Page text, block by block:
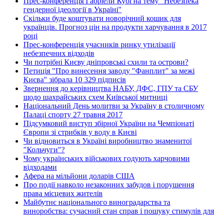
гендерної ідеології в Україні"
Скільки буде коштувати новорічний кошик для
українців. Прогноз цін на продукти харчування в 2017
році
Прес-конференція учасників ринку утилізації
небезпечних відходів
Чи потрібні Києву дніпровські схили та острови?
Петиція "Про винесення заводу "Фанплит" за межі
Києва" зібрала 10 329 підписів
Звернення до керівництва НАБУ, ДФС, ГПУ та СБУ
щодо шахрайських схем Київської митниці
Національний День молитви за Україну в столичному
Палаці спорту 27 травня 2017
Підсумковий виступ збірної України на Чемпіонаті
Європи зі стрибків у воду в Києві
Чи відновиться в Україні виробництво знаменитої
"Кольчуги"?
Чому українських військових годують харчовими
відходами
Афера на мільйони доларів США
Про події навколо незаконних забудов і порушення
права місцевих жителів
Майбутнє національного виноградарства та
виноробства: сучасний стан справ і пошуку стимулів для